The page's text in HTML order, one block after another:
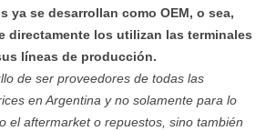
ya se desarrollan como OEM, o sea,
directamente los utilizan las terminales
líneas de producción.
de ser proveedores de todas las
en Argentina y no solamente para lo
el aftermarket o repuestos, sino también